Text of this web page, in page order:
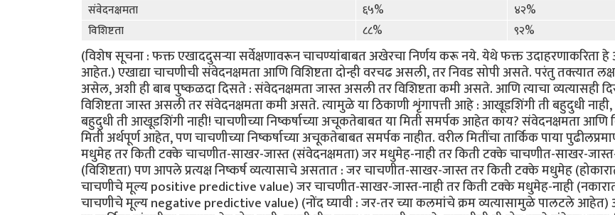
संवेदनक्षमता
६५%
४२%
विशिष्टता
८८% ९२%
(विशेष सूचना : फक्त एखाददुसर्‍या सर्वेक्षणावरून चाचण्यांबाबत अखेरचा निर्णय करू नये. येथे फक्त उदाहरणाकरिता
आहेत.) एखाद्या चाचणीची संवेदनक्षमता आणि विशिष्टता दोन्ही वरचढ असली, तर निवड सोपी असते. परंतु तक्त्यात
असेल, अशी ही बाब पुष्कळदा दिसते : संवेदनक्षमता जास्त असली तर विशिष्टता कमी असते. आणि त्याचा व्यत्यासही
विशिष्टता जास्त असली तर संवेदनक्षमता कमी असते. त्यामुळे या ठिकाणी शृंगापत्ती आहे : आखूडशिंगी ती बहुदुधी
बहुदुधी ती आखूडशिंगी नाही! चाचणीच्या निष्कर्षाच्या अचूकतेबाबत या मिती समर्पक आहेत काय? संवेदनक्षमता आणि
मिती अर्थपूर्ण आहेत, पण चाचणीच्या निष्कर्षाच्या अचूकतेबाबत समर्पक नाहीत. वरील मितींचा तार्किक पाया
मधुमेह तर किती टक्के चाचणीत-साखर-जास्त (संवेदनक्षमता) जर मधुमेह-नाही तर किती टक्के चाचणीत-साखर-
(विशिष्टता) पण आपले प्रत्यक्ष निष्कर्ष व्यत्यासाचे असतात : जर चाचणीत-साखर-जास्त तर किती टक्के मधुमेह
चाचणीचे मूल्य positive predictive value) जर चाचणीत-साखर-जास्त-नाही तर किती टक्के मधुमेह-नाही
चाचणीचे मूल्य negative predictive value) (नोंद घ्यावी : जर-तर च्या कलमांचे क्रम व्यत्यासामुळे पालटले